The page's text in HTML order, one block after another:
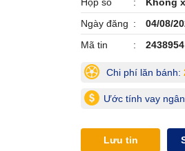
Ngày đăng
04/08/
Mã tin
2438954
Chi phí lăn bánh:
Ước tính vay
Lưu tin